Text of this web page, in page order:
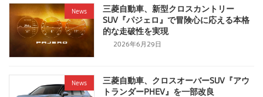
News
三菱自動車、新型クロスカントリー
SUV『パジェロ』で冒険心に応える本格
的な走破性を実現
2026年6月29日
News
三菱自動車、クロスオーバーSUV『アウ
トランダーPHEV』を一部改良